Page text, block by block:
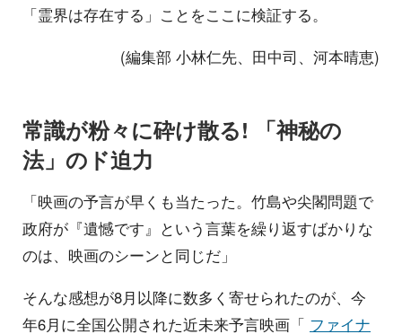
「霊界は存在する」ことをここに検証する。
(編集部 小林仁先、田中司、河本晴恵)
常識が粉々に砕け散る! 「神秘の
法」のド迫力
「映画の予言が早くも当たった。竹島や尖閣問題で
政府が『遺憾です』という言葉を繰り返すばかりな
のは、映画のシーンと同じだ」
そんな感想が8月以降に数多く寄せられたのが、今
年6月に全国公開された近未来予言映画「 ファイナ